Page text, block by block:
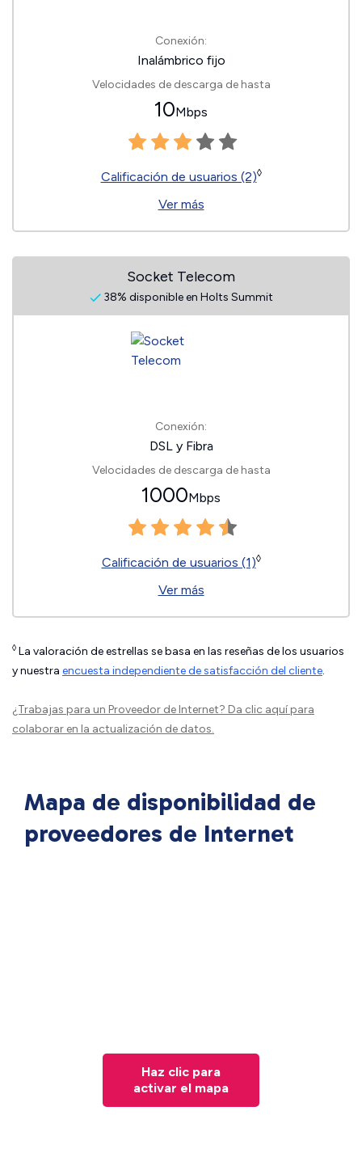
Conexión:
Inalámbrico fijo
Velocidades de descarga de hasta
10Mbps
Calificación de usuarios (2)◊
Ver más
Socket Telecom
38% disponible en Holts Summit
Conexión:
DSL y Fibra
Velocidades de descarga de hasta
1000Mbps
Calificación de usuarios (1)◊
Ver más
◊ La valoración de estrellas se basa en las reseñas de los usuarios
y nuestra encuesta independiente de satisfacción del cliente.
¿Trabajas para un Proveedor de Internet? Da clic aquípara
colaborar en la actualización de datos.
Mapa de disponibilidad de
proveedores de Internet
Haz clic para
activar el mapa